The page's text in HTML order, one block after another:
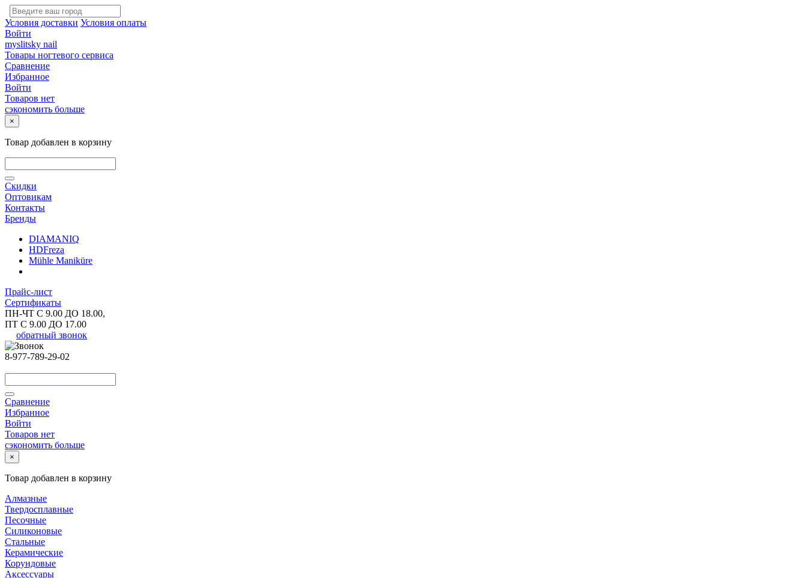
Условия доставки Условия оплаты
Войти
myslitsky nail
Товары ногтевого сервиса
Сравнение
Избранное
Войти
Товаров нет
сэкономить больше
×
Товар добавлен в корзину
Скидки
Оптовикам
Контакты
Бренды
DIAMANIQ
HDFreza
Mühle Maniküre
Прайс-лист
Сертификаты
ПН-ЧТ С 9.00 ДО 18.00,
ПТ С 9.00 ДО 17.00
обратный звонок
8-977-789-29-02
Сравнение
Избранное
Войти
Товаров нет
сэкономить больше
×
Товар добавлен в корзину
Алмазные
Твердосплавные
Песочные
Силиконовые
Стальные
Керамические
Корундовые
Аксессуары